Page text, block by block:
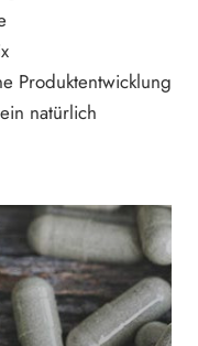
Produktentwicklung
natürlich